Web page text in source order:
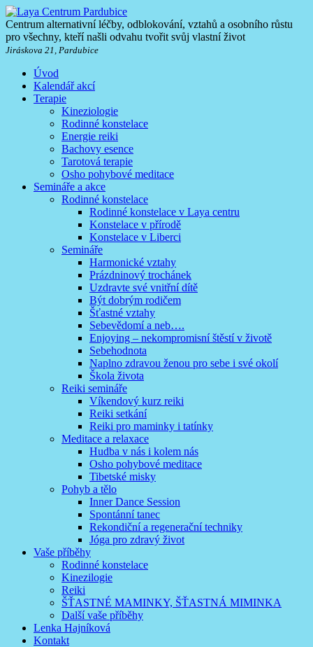
Centrum alternativní léčby, odblokování, vztahů a osobního růstu
pro všechny, kteří našli odvahu tvořit svůj vlastní život
Jiráskova 21, Pardubice
Úvod
Kalendář akcí
Terapie
Kineziologie
Rodinné konstelace
Energie reiki
Bachovy esence
Tarotová terapie
Osho pohybové meditace
Semináře a akce
Rodinné konstelace
Rodinné konstelace v Laya centru
Konstelace v přírodě
Konstelace v Liberci
Semináře
Harmonické vztahy
Prázdninový trochánek
Uzdravte své vnitřní dítě
Být dobrým rodičem
Šťastné vztahy
Sebevědomí a neb….
Enjoying – nekompromisní štěstí v životě
Sebehodnota
Naplno zdravou ženou pro sebe i své okolí
Škola života
Reiki semináře
Víkendový kurz reiki
Reiki setkání
Reiki pro maminky i tatínky
Meditace a relaxace
Hudba v nás i kolem nás
Osho pohybové meditace
Tibetské misky
Pohyb a tělo
Inner Dance Session
Spontánní tanec
Rekondiční a regenerační techniky
Jóga pro zdravý život
Vaše příběhy
Rodinné konstelace
Kinezilogie
Reiki
ŠŤASTNÉ MAMINKY, ŠŤASTNÁ MIMINKA
Další vaše příběhy
Lenka Hajníková
Kontakt